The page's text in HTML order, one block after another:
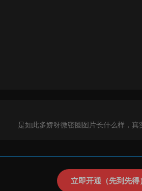
是如此多娇呀微密圈图片长什么样，真
立即开通（先到先得）